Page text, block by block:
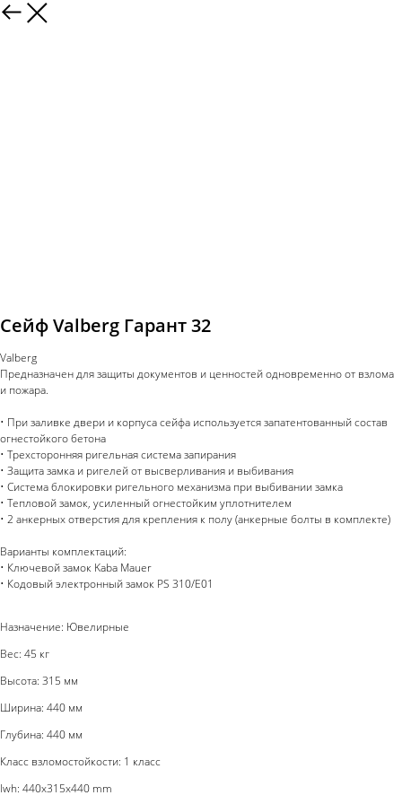
Сейф Valberg Гарант 32
Valberg
Предназначен для защиты документов и ценностей одновременно от взлома
и пожара.
• При заливке двери и корпуса сейфа используется запатентованный состав
огнестойкого бетона
• Трехсторонняя ригельная система запирания
• Защита замка и ригелей от высверливания и выбивания
• Система блокировки ригельного механизма при выбивании замка
• Тепловой замок, усиленный огнестойким уплотнителем
• 2 анкерных отверстия для крепления к полу (анкерные болты в комплекте)
Варианты комплектаций:
• Ключевой замок Kaba Mauer
• Кодовый электронный замок PS 310/E01
Назначение: Ювелирные
Вес: 45 кг
Высота: 315 мм
Ширина: 440 мм
Глубина: 440 мм
Класс взломостойкости: 1 класс
lwh: 440x315x440 mm